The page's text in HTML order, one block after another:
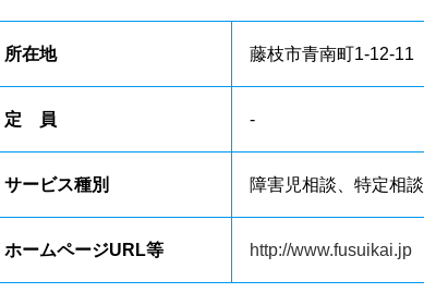
所在地 藤枝市青南町1-12-11
定 員 -
サービス種別 障害児相談、特定相談
ホームページURL等 http://www.fusuikai.jp